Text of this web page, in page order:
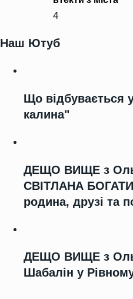
4
Наш Ютуб
Що відбувається
калина"
ДЕЩО ВИЩЕ з
СВІТЛАНА
родина, друзі та
ДЕЩО ВИЩЕ з
Шабалін у